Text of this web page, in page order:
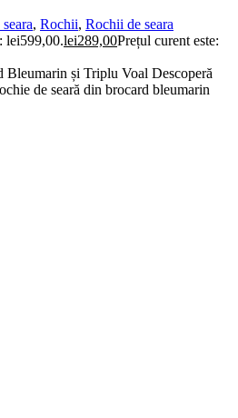
, Rochii, Rochii de seara
lei599,00.lei289,00Prețul curent este:
Bleumarin și Triplu Voal Descoperă
de seară din brocard bleumarin